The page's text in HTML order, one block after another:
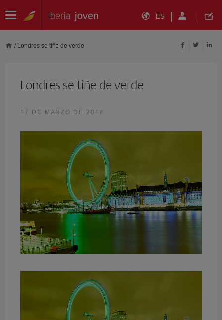
ES
/ Londres se tiñe de verde
Londres se tiñe de verde
17 DE MARZO DE 2014